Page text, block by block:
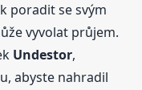
poradit se svým
vyvolat průjem.
Undestor,
abyste nahradil